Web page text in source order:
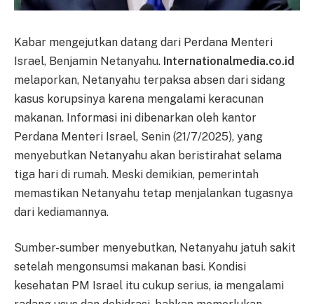
Kabar mengejutkan datang dari Perdana Menteri
Israel, Benjamin Netanyahu. Internationalmedia.co.id
melaporkan, Netanyahu terpaksa absen dari sidang
kasus korupsinya karena mengalami keracunan
makanan. Informasi ini dibenarkan oleh kantor
Perdana Menteri Israel, Senin (21/7/2025), yang
menyebutkan Netanyahu akan beristirahat selama
tiga hari di rumah. Meski demikian, pemerintah
memastikan Netanyahu tetap menjalankan tugasnya
dari kediamannya.
Sumber-sumber menyebutkan, Netanyahu jatuh sakit
setelah mengonsumsi makanan basi. Kondisi
kesehatan PM Israel itu cukup serius, ia mengalami